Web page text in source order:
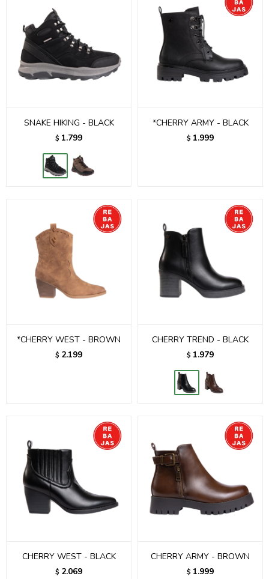
SNAKE HIKING - BLACK
$ 1.799
*CHERRY ARMY - BLACK
$ 1.999
*CHERRY WEST - BROWN
$ 2.199
CHERRY TREND - BLACK
$ 1.979
CHERRY WEST - BLACK
$ 2.069
CHERRY ARMY - BROWN
$ 1.999